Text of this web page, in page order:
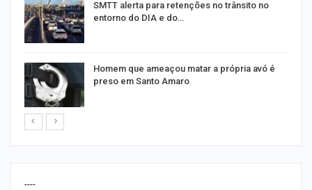
SMTT alerta para retenções no trânsito no
entorno do DIA e do…
Homem que ameaçou matar a própria avó é
preso em Santo Amaro
----